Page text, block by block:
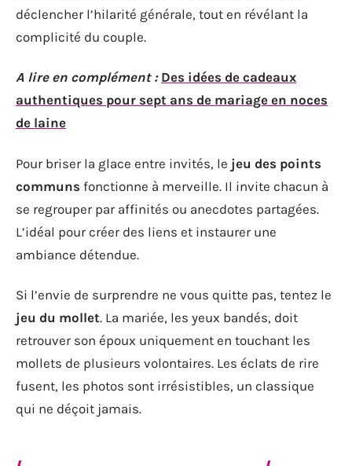
déclencher l’hilarité générale, tout en révélant la
complicité du couple.
A lire en complément : Des idées de cadeaux
authentiques pour sept ans de mariage en noces
de laine
Pour briser la glace entre invités, le jeu des points
communs fonctionne à merveille. Il invite chacun à
se regrouper par affinités ou anecdotes partagées.
L’idéal pour créer des liens et instaurer une
ambiance détendue.
Si l’envie de surprendre ne vous quitte pas, tentez le
jeu du mollet. La mariée, les yeux bandés, doit
retrouver son époux uniquement en touchant les
mollets de plusieurs volontaires. Les éclats de rire
fusent, les photos sont irrésistibles, un classique
qui ne déçoit jamais.